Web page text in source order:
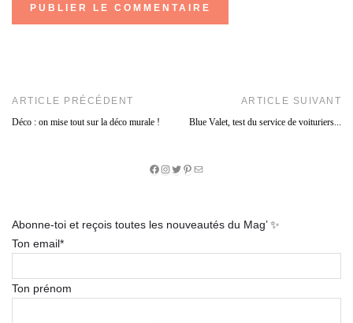
ARTICLE PRÉCÉDENT
Déco : on mise tout sur la déco murale !
ARTICLE SUIVANT
Blue Valet, test du service de voituriers...
Facebook
Instagram
Twitter
Pinterest
E-
Abonne-toi et reçois toutes les nouveautés du Mag’ ✨
Ton email*
Ton prénom